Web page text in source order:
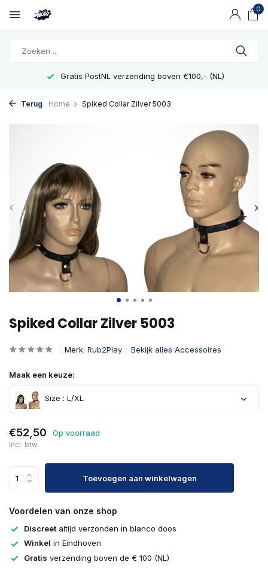
0
Gratis PostNL verzending boven €100,- (NL)
Terug Home Spiked Collar Zilver 5003
Spiked Collar Zilver 5003
Merk: Rub2Play Bekijk alles Accessoires
Maak een keuze:
Size : L/XL
€52,50 Op voorraad
Incl. btw
Toevoegen aan winkelwagen
Voordelen van onze shop
Discreet altijd verzonden in blanco doos
Winkel in Eindhoven
Gratis verzending boven de € 100 (NL)